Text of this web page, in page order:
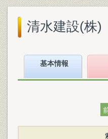
清水建設(株)
基本情報